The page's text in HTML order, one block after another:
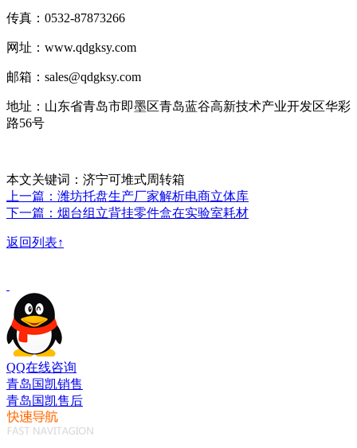
传真：0532-87873266
网址：www.qdgksy.com
邮箱：sales@qdgksy.com
地址：山东省青岛市即墨区青岛蓝谷高新技术产业开发区华彩
路56号
本文关键词：济宁可堆式周转箱
上一篇：潍坊托盘生产厂家解析电商立体库
下一篇：烟台组立背挂零件盒在实验室耗材
返回列表↑
QQ在线咨询
青岛国凯销售
青岛国凯售后